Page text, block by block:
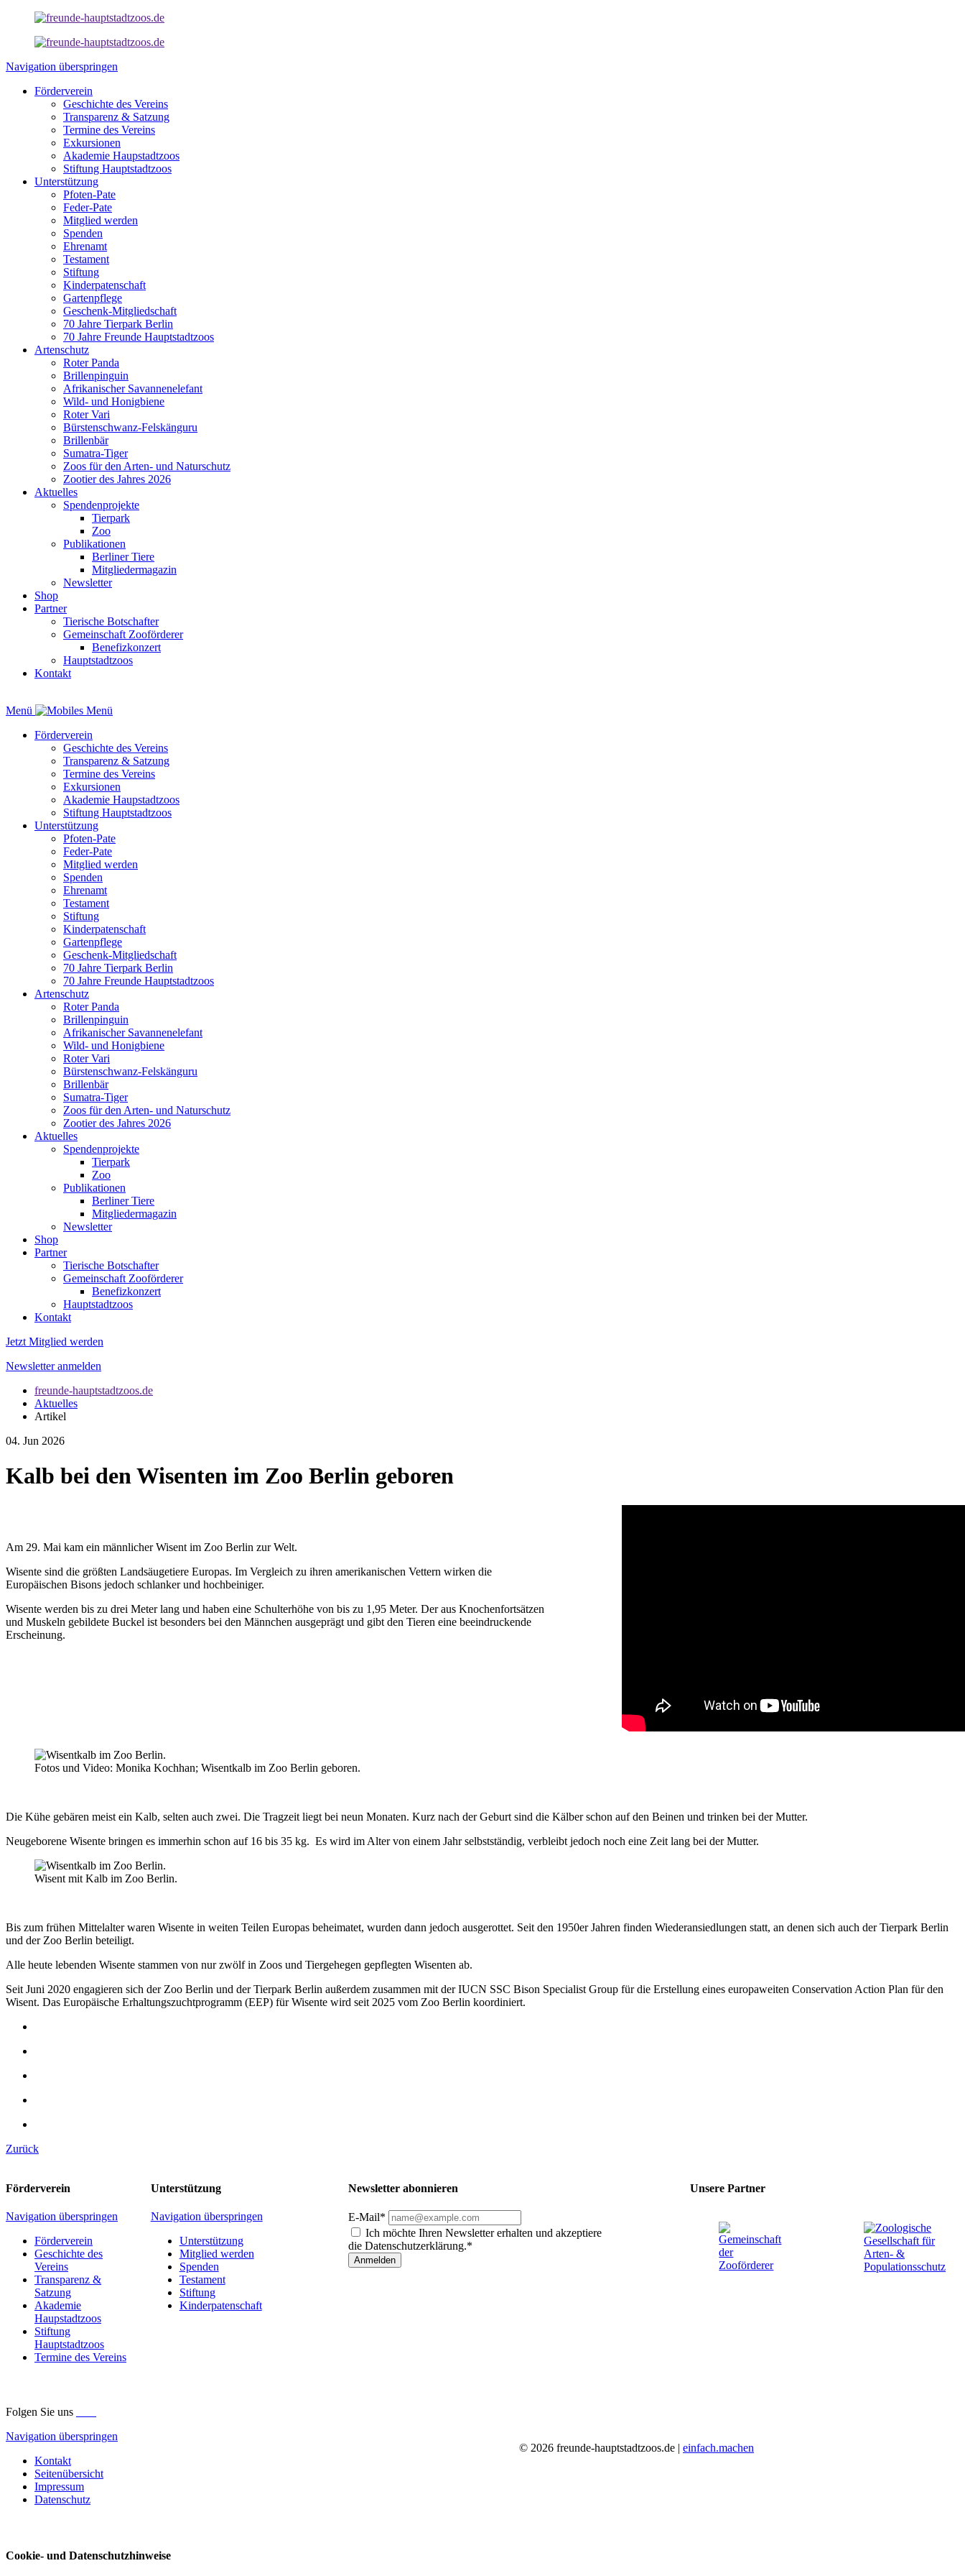
Navigation überspringen
Förderverein
Geschichte des Vereins
Transparenz & Satzung
Termine des Vereins
Exkursionen
Akademie Haupstadtzoos
Stiftung Hauptstadtzoos
Unterstützung
Pfoten-Pate
Feder-Pate
Mitglied werden
Spenden
Ehrenamt
Testament
Stiftung
Kinderpatenschaft
Gartenpflege
Geschenk-Mitgliedschaft
70 Jahre Tierpark Berlin
70 Jahre Freunde Hauptstadtzoos
Artenschutz
Roter Panda
Brillenpinguin
Afrikanischer Savannenelefant
Wild- und Honigbiene
Roter Vari
Bürstenschwanz-Felskänguru
Brillenbär
Sumatra-Tiger
Zoos für den Arten- und Naturschutz
Zootier des Jahres 2026
Aktuelles
Spendenprojekte
Tierpark
Zoo
Publikationen
Berliner Tiere
Mitgliedermagazin
Newsletter
Shop
Partner
Tierische Botschafter
Gemeinschaft Zooförderer
Benefizkonzert
Hauptstadtzoos
Kontakt
Menü
Förderverein
Geschichte des Vereins
Transparenz & Satzung
Termine des Vereins
Exkursionen
Akademie Haupstadtzoos
Stiftung Hauptstadtzoos
Unterstützung
Pfoten-Pate
Feder-Pate
Mitglied werden
Spenden
Ehrenamt
Testament
Stiftung
Kinderpatenschaft
Gartenpflege
Geschenk-Mitgliedschaft
70 Jahre Tierpark Berlin
70 Jahre Freunde Hauptstadtzoos
Artenschutz
Roter Panda
Brillenpinguin
Afrikanischer Savannenelefant
Wild- und Honigbiene
Roter Vari
Bürstenschwanz-Felskänguru
Brillenbär
Sumatra-Tiger
Zoos für den Arten- und Naturschutz
Zootier des Jahres 2026
Aktuelles
Spendenprojekte
Tierpark
Zoo
Publikationen
Berliner Tiere
Mitgliedermagazin
Newsletter
Shop
Partner
Tierische Botschafter
Gemeinschaft Zooförderer
Benefizkonzert
Hauptstadtzoos
Kontakt
Jetzt Mitglied werden
Newsletter anmelden
freunde-hauptstadtzoos.de
Aktuelles
Artikel
04. Jun 2026
Kalb bei den Wisenten im Zoo Berlin geboren
Am 29. Mai kam ein männlicher Wisent im Zoo Berlin zur Welt.
Wisente sind die größten Landsäugetiere Europas. Im Vergleich zu ihren amerikanischen Vettern wirken die
Europäischen Bisons jedoch schlanker und hochbeiniger.
Wisente werden bis zu drei Meter lang und haben eine Schulterhöhe von bis zu 1,95 Meter. Der aus Knochenfortsätzen
und Muskeln gebildete Buckel ist besonders bei den Männchen ausgeprägt und gibt den Tieren eine beeindruckende
Erscheinung.
Fotos und Video: Monika Kochhan; Wisentkalb im Zoo Berlin geboren.
Die Kühe gebären meist ein Kalb, selten auch zwei. Die Tragzeit liegt bei neun Monaten. Kurz nach der Geburt sind die Kälber schon auf den Beinen und trinken bei der Mutter.
Neugeborene Wisente bringen es immerhin schon auf 16 bis 35 kg. Es wird im Alter von einem Jahr selbstständig, verbleibt jedoch noch eine Zeit lang bei der Mutter.
Wisent mit Kalb im Zoo Berlin.
Bis zum frühen Mittelalter waren Wisente in weiten Teilen Europas beheimatet, wurden dann jedoch ausgerottet. Seit den 1950er Jahren finden Wiederansiedlungen statt, an denen sich auch der Tierpark Berlin
und der Zoo Berlin beteiligt.
Alle heute lebenden Wisente stammen von nur zwölf in Zoos und Tiergehegen gepflegten Wisenten ab.
Seit Juni 2020 engagieren sich der Zoo Berlin und der Tierpark Berlin außerdem zusammen mit der IUCN SSC Bison Specialist Group für die Erstellung eines europaweiten Conservation Action Plan für den
Wisent. Das Europäische Erhaltungszuchtprogramm (EEP) für Wisente wird seit 2025 vom Zoo Berlin koordiniert.
Zurück
Förderverein
Navigation überspringen
Förderverein
Geschichte des
Vereins
Transparenz &
Satzung
Akademie
Haupstadtzoos
Stiftung
Hauptstadtzoos
Termine des Vereins
Unterstützung
Navigation überspringen
Unterstützung
Mitglied werden
Spenden
Testament
Stiftung
Kinderpatenschaft
Newsletter abonnieren
E-Mail*
Ich möchte Ihren Newsletter erhalten und akzeptiere
die Datenschutzerklärung.*
Anmelden
Unsere Partner
Folgen Sie uns
Navigation überspringen
Kontakt
Seitenübersicht
Impressum
Datenschutz
© 2026 freunde-hauptstadtzoos.de |einfach.machen
Cookie- und Datenschutzhinweise